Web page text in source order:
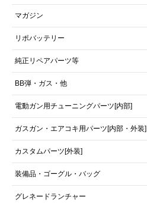
マガジン
リポバッテリー
純正リペアパーツ等
BB弾・ガス・他
電動ガン用チューニングパーツ[内部]
ガスガン・エアコキ用パーツ[内部・外装]
カスタムパーツ[外装]
装備品・ゴーグル・バッグ
グレネードランチャー